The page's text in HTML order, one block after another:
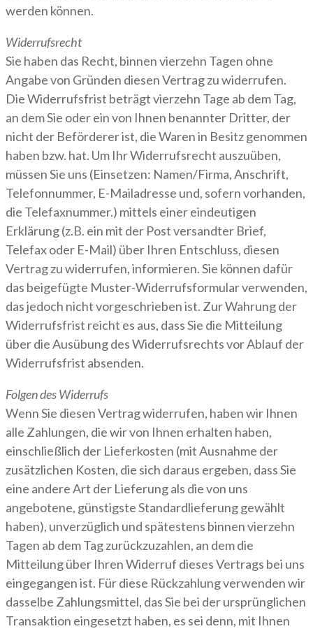
werden können.
Widerrufsrecht
Sie haben das Recht, binnen vierzehn Tagen ohne
Angabe von Gründen diesen Vertrag zu widerrufen.
Die Widerrufsfrist beträgt vierzehn Tage ab dem Tag,
an dem Sie oder ein von Ihnen benannter Dritter, der
nicht der Beförderer ist, die Waren in Besitz genommen
haben bzw. hat. Um Ihr Widerrufsrecht auszuüben,
müssen Sie uns (Einsetzen: Namen/Firma, Anschrift,
Telefonnummer, E-Mailadresse und, sofern vorhanden,
die Telefaxnummer.) mittels einer eindeutigen
Erklärung (z.B. ein mit der Post versandter Brief,
Telefax oder E-Mail) über Ihren Entschluss, diesen
Vertrag zu widerrufen, informieren. Sie können dafür
das beigefügte Muster-Widerrufsformular verwenden,
das jedoch nicht vorgeschrieben ist. Zur Wahrung der
Widerrufsfrist reicht es aus, dass Sie die Mitteilung
über die Ausübung des Widerrufsrechts vor Ablauf der
Widerrufsfrist absenden.
Folgen des Widerrufs
Wenn Sie diesen Vertrag widerrufen, haben wir Ihnen
alle Zahlungen, die wir von Ihnen erhalten haben,
einschließlich der Lieferkosten (mit Ausnahme der
zusätzlichen Kosten, die sich daraus ergeben, dass Sie
eine andere Art der Lieferung als die von uns
angebotene, günstigste Standardlieferung gewählt
haben), unverzüglich und spätestens binnen vierzehn
Tagen ab dem Tag zurückzuzahlen, an dem die
Mitteilung über Ihren Widerruf dieses Vertrags bei uns
eingegangen ist. Für diese Rückzahlung verwenden wir
dasselbe Zahlungsmittel, das Sie bei der ursprünglichen
Transaktion eingesetzt haben, es sei denn, mit Ihnen